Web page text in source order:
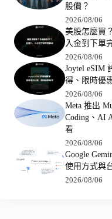
股價？
2026/08/06
美股怎麼買
入金到下單
2026/08/06
Joytel eSIM
得、限時優
2026/08/06
Meta 推出
Coding、AI
看
2026/08/06
Google
使用方式與
2026/08/06